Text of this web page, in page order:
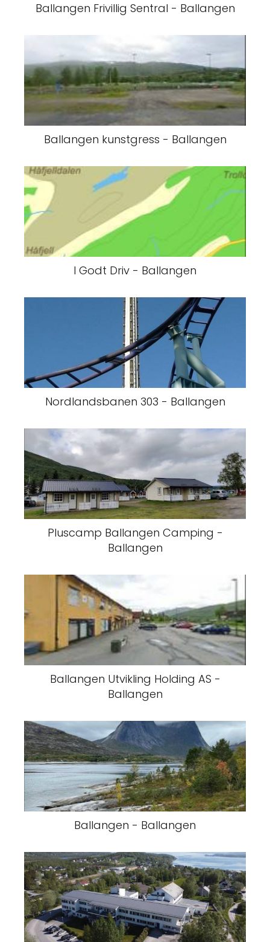
Ballangen Frivillig Sentral - Ballangen
Ballangen kunstgress - Ballangen
I Godt Driv - Ballangen
Nordlandsbanen 303 - Ballangen
Pluscamp Ballangen Camping -
Ballangen
Ballangen Utvikling Holding AS -
Ballangen
Ballangen - Ballangen